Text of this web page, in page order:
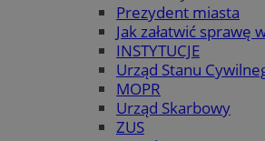
Prezydent miasta
Jak załatwić sprawę
INSTYTUCJE
Urząd Stanu
MOPR
Urząd Skarbowy
ZUS